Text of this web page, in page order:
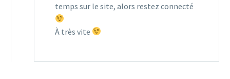
temps sur le site, alors restez connecté
À très vite